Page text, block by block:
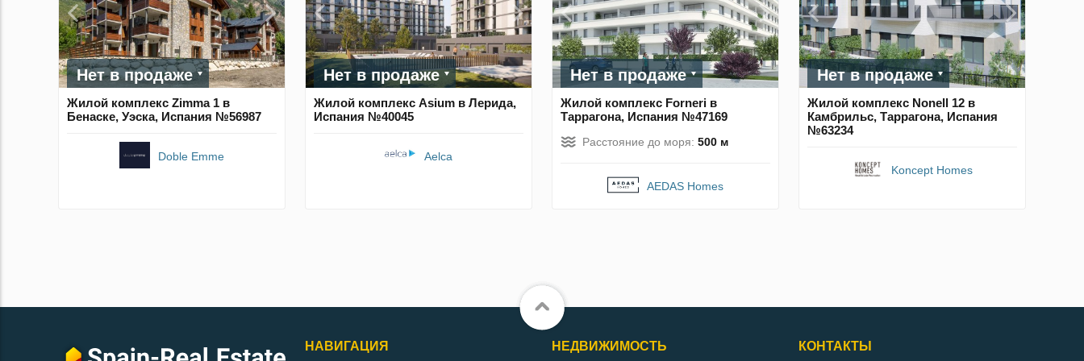
Нет в продаже
Жилой комплекс Zimma 1 в
Бенаске, Уэска, Испания №56987
Doble Emme
Нет в продаже
Жилой комплекс Asium в Лерида,
Испания №40045
Aelca
Нет в продаже
Жилой комплекс Forneri в
Таррагона, Испания №47169
Расстояние до моря: 500 м
AEDAS Homes
Нет в продаже
Жилой комплекс Nonell 12 в
Камбрильс, Таррагона, Испания
№63234
Koncept Homes
НАВИГАЦИЯ НЕДВИЖИМОСТЬ КОНТАКТЫ